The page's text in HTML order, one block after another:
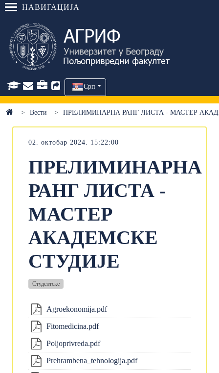
НАВИГАЦИЈА
Срп
Вести ПРЕЛИМИНАРНА РАНГ ЛИСТА - МАСТЕР
02. октобар 2024. 15:22:00
ПРЕЛИМИНАРНА
РАНГ ЛИСТА -
МАСТЕР
АКАДЕМСКЕ
СТУДИЈЕ
Студентске
Agroekonomija.pdf
Fitomedicina.pdf
Poljoprivreda.pdf
Prehrambena_tehnologija.pdf